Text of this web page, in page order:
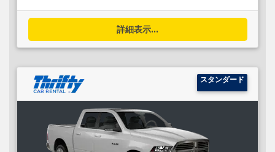
詳細表示...
スタンダード